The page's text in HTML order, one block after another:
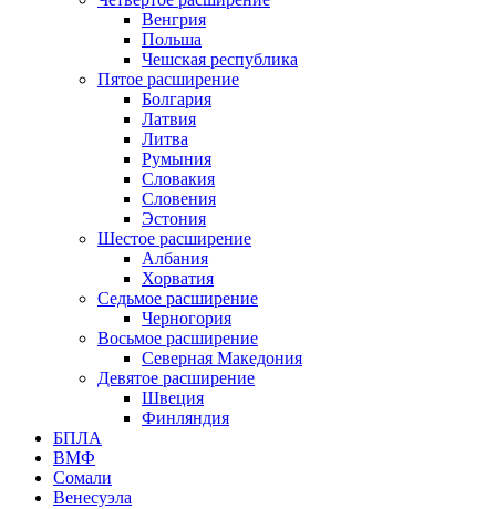
Венгрия
Польша
Чешская республика
Пятое расширение
Болгария
Латвия
Литва
Румыния
Словакия
Словения
Эстония
Шестое расширение
Албания
Хорватия
Седьмое расширение
Черногория
Восьмое расширение
Северная Македония
Девятое расширение
Швеция
Финляндия
БПЛА
ВМФ
Сомали
Венесуэла